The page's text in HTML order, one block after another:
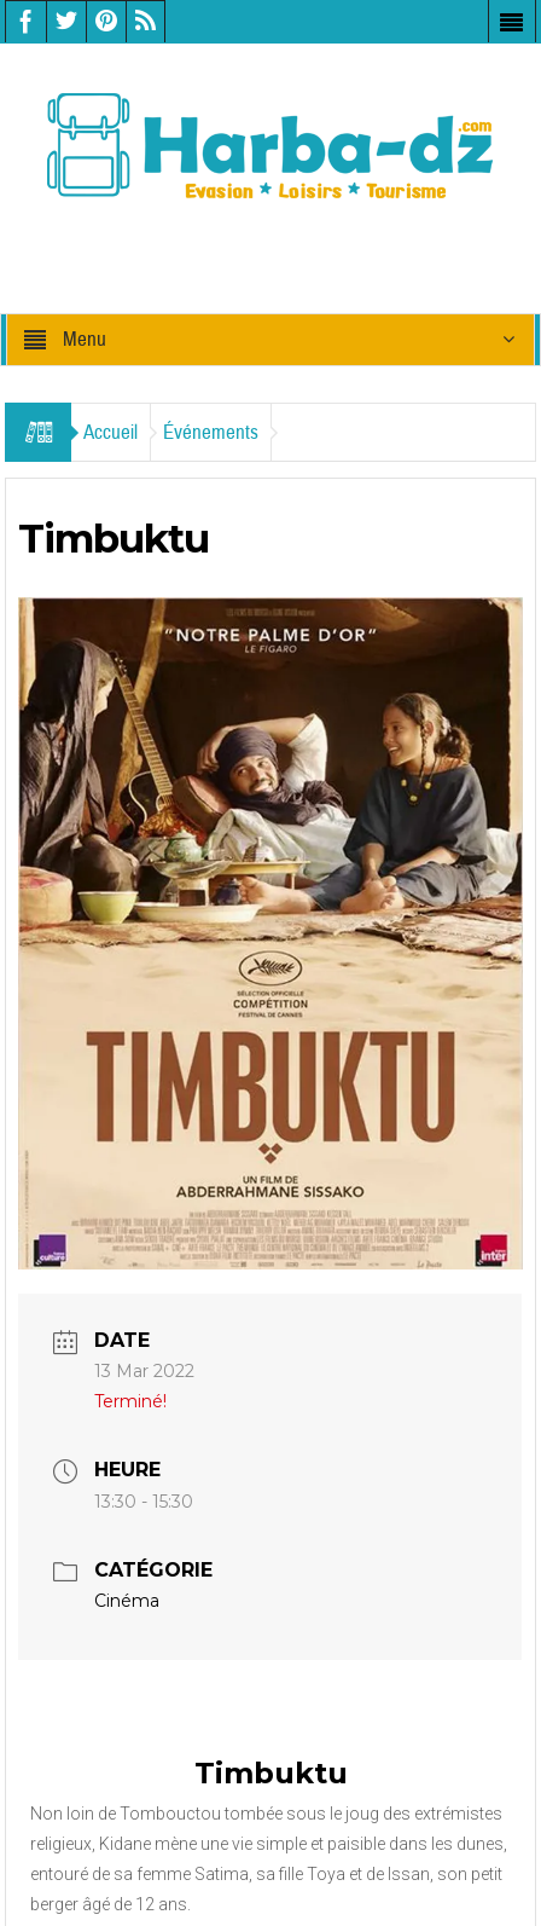
Menu
Accueil Événements
Timbuktu
DATE
13 Mar 2022
Terminé!
HEURE
13:30 - 15:30
CATÉGORIE
Cinéma
Timbuktu
Non loin de Tombouctou tombée sous le joug des extrémistes
religieux, Kidane mène une vie simple et paisible dans les dunes,
entouré de sa femme Satima, sa fille Toya et de Issan, son petit
berger âgé de 12 ans.